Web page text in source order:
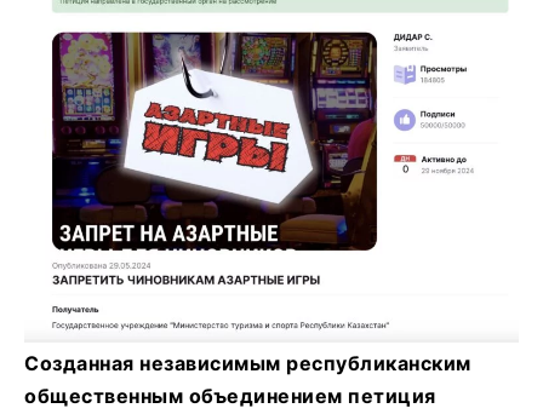
Созданная независимым республиканским
общественным объединением петиция